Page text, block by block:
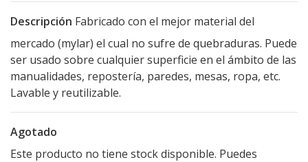
Descripción Fabricado con el mejor material del
mercado (mylar) el cual no sufre de quebraduras. Puede
ser usado sobre cualquier superficie en el ámbito de las
manualidades, repostería, paredes, mesas, ropa, etc.
Lavable y reutilizable.
Agotado
Este producto no tiene stock disponible. Puedes